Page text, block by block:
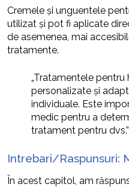
Cremele și unguentele
utilizat și pot fi aplicate
de asemenea, mai
tratamente.
„Tratamentele
personalizate și
individuale. Este
medic pentru a
tratament pentru dvs.”
Intrebari/Raspunsuri:
În acest capitol, am